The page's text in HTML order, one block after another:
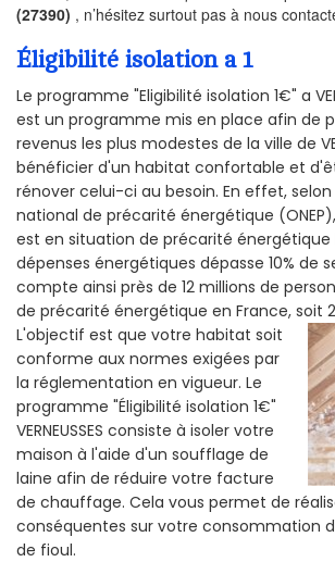
(27390) , n’hésitez surtout pas à nous
Éligibilité isolation a 1
Le programme "Eligibilité isolation 1€" a
est un programme mis en place afin de
revenus les plus modestes de la ville de
bénéficier d'un habitat confortable et
rénover celui-ci au besoin. En effet,
national de précarité énergétique
est en situation de précarité énergétique
dépenses énergétiques dépasse 10% de
compte ainsi près de 12 millions de
de précarité énergétique en France, soit
L'objectif est que votre habitat soit
conforme aux normes exigées par
la réglementation en vigueur. Le
programme "Éligibilité isolation 1€"
VERNEUSSES consiste à isoler votre
maison à l'aide d'un soufflage de
laine afin de réduire votre facture
de chauffage. Cela vous permet de
conséquentes sur votre consommation
de fioul.